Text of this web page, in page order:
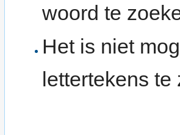
woord te
Het is niet
lettertekens te